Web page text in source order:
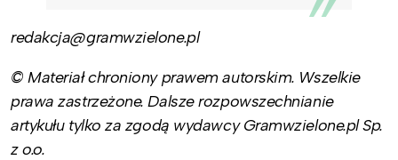
redakcja@gramwzielone.pl
© Materiał chroniony prawem autorskim. Wszelkie
prawa zastrzeżone. Dalsze rozpowszechnianie
artykułu tylko za zgodą wydawcy Gramwzielone.pl Sp.
z o.o.